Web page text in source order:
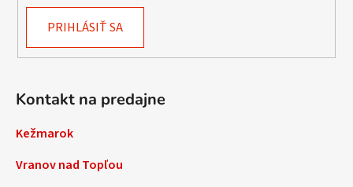
PRIHLÁSIŤ SA
Kontakt na predajne
Kežmarok
Vranov nad Topľou